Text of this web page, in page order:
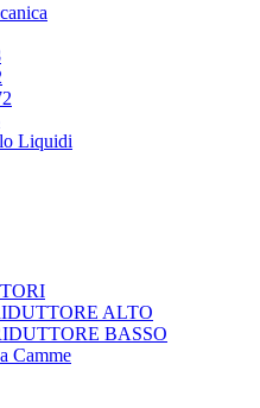
Liquidi
ALTO
BASSO
Camme